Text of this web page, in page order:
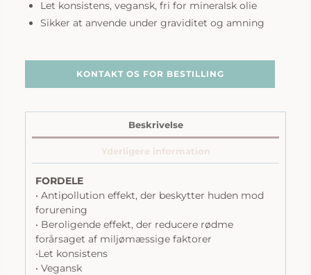
Let konsistens, vegansk, fri for mineralsk olie
Sikker at anvende under graviditet og amning
KONTAKT OS FOR BESTILLING
Beskrivelse
Yderligere information
FORDELE
• Antipollution effekt, der beskytter huden mod
forurening
• Beroligende effekt, der reducere rødme
forårsaget af miljømæssige faktorer
•Let konsistens
• Vegansk